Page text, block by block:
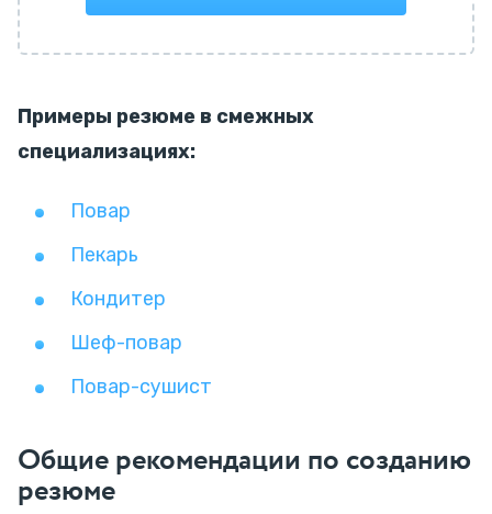
Примеры резюме в смежных
специализациях:
Повар
Пекарь
Кондитер
Шеф-повар
Повар-сушист
Общие рекомендации по созданию
резюме